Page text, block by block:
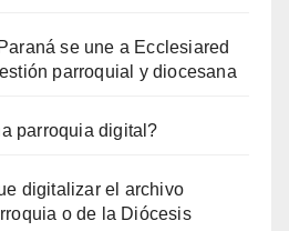
se une a Ecclesiared
parroquial y diocesana
parroquia digital?
digitalizar el archivo
o de la Diócesis